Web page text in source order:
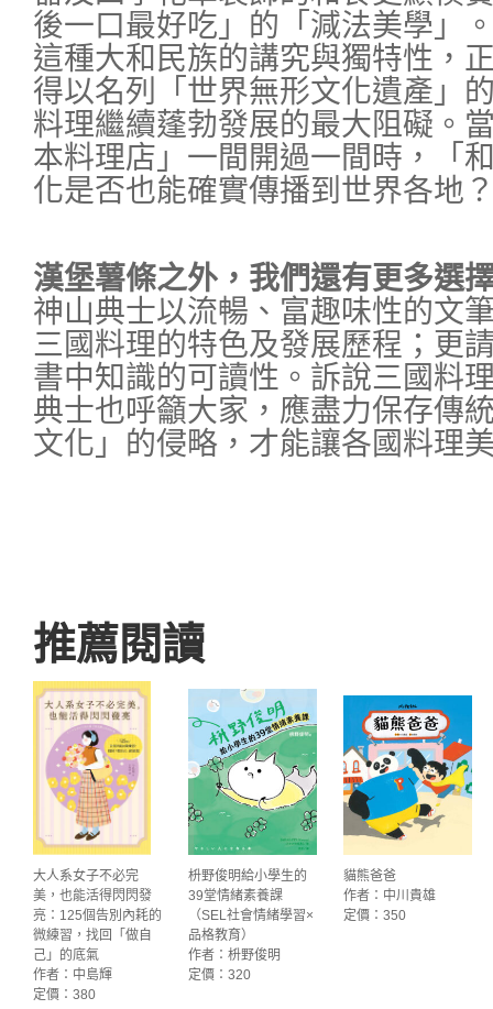
後一口最好吃」的「減法美學」
這種大和民族的講究與獨特性，
得以名列「世界無形文化遺產」
料理繼續蓬勃發展的最大阻礙。
本料理店」一間開過一間時，「
化是否也能確實傳播到世界各地
漢堡薯條之外，我們還有更多選
神山典士以流暢、富趣味性的文
三國料理的特色及發展歷程；更
書中知識的可讀性。訴說三國料
典士也呼籲大家，應盡力保存傳
文化」的侵略，才能讓各國料理
推薦閱讀
大人系女子不必完
美，也能活得閃閃發
亮：125個告別內耗的
微練習，找回「做自
己」的底氣
作者：中島輝
定價：380
枡野俊明給小學生的
39堂情緒素養課
（SEL社會情緒學習×
品格教育）
作者：枡野俊明
定價：320
貓熊爸爸
作者：中川貴雄
定價：350